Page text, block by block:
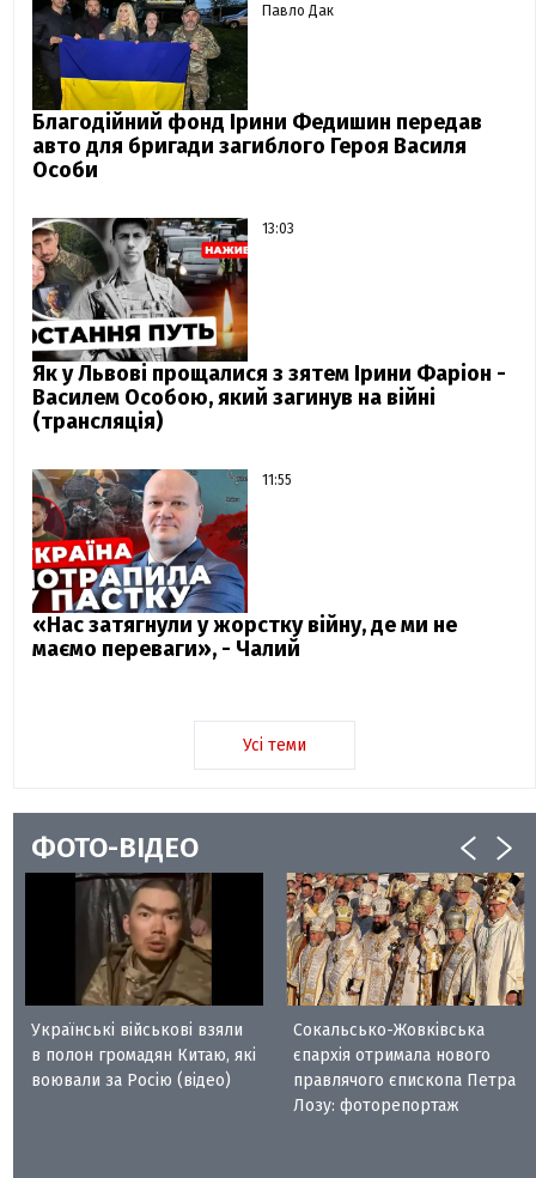
Павло Дак
Благодійний фонд Ірини Федишин передав
авто для бригади загиблого Героя Василя
Особи
13:03
Як у Львові прощалися з зятем Ірини Фаріон -
Василем Особою, який загинув на війні
(трансляція)
11:55
«Нас затягнули у жорстку війну, де ми не
маємо переваги», - Чалий
Усі теми
ФОТО-ВІДЕО
Українські військові взяли
в полон громадян Китаю, які
воювали за Росію (відео)
Сокальсько-Жовківська
єпархія отримала нового
правлячого єпископа Петра
Лозу: фоторепортаж